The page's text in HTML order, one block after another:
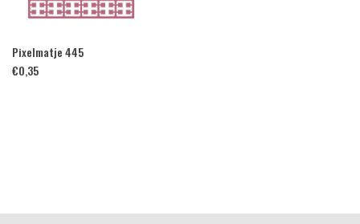
Pixelmatje 445
€0,35